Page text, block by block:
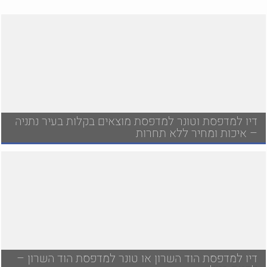
דיו למדפסת וטונר למדפסת מוצאים בקלות בעיר נתניה
– איכות ומחיר ללא תחרות
דיו למדפסת הוד השרון או טונר למדפסת הוד השרון –